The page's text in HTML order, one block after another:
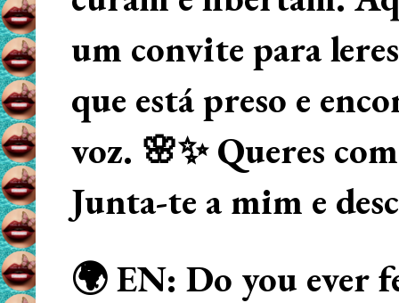
um convite para
que está preso e
voz. 🌸✨ Queres
Junta-te a mim e
🌍 EN: Do you ever